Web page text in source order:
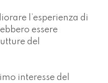
l’esperienza di
essere
del
interesse del